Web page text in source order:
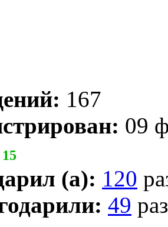
167
09
15
(а): 120
49